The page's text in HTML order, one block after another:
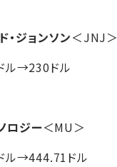
・ジョンソン＜JNJ＞
ル→230ドル
ロジー＜MU＞
ル→444.71ドル